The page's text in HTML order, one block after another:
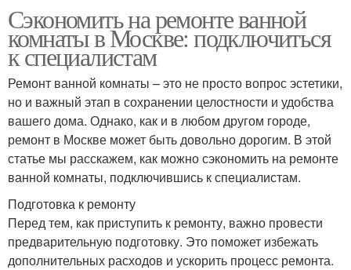
Сэкономить на ремонте ванной
комнаты в Москве: подключиться
к специалистам
Ремонт ванной комнаты – это не просто вопрос эстетики,
но и важный этап в сохранении целостности и удобства
вашего дома. Однако, как и в любом другом городе,
ремонт в Москве может быть довольно дорогим. В этой
статье мы расскажем, как можно сэкономить на ремонте
ванной комнаты, подключившись к специалистам.
Подготовка к ремонту
Перед тем, как приступить к ремонту, важно провести
предварительную подготовку. Это поможет избежать
дополнительных расходов и ускорить процесс ремонта.